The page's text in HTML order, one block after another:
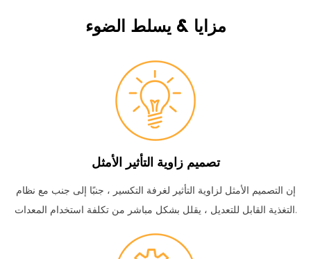
مزايا & يسلط الضوء
تصميم زاوية التأثير الأمثل
إن التصميم الأمثل لزاوية التأثير لغرفة التكسير ، جنبًا إلى جنب مع نظام
التغذية القابل للتعديل ، يقلل بشكل مباشر من تكلفة استخدام المعدات.